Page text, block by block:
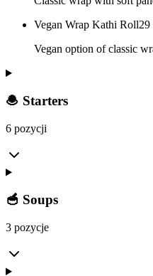
Vegan Wrap Kathi Roll29
Vegan option of classic
🧆 Starters
6 pozycji
🥣 Soups
3 pozycje